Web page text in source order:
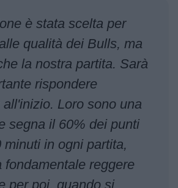
è stata scelta per
qualità dei Bulls, ma
la nostra partita. Sarà
rispondere
Loro sono una
segna il 60% dei punti
minuti in ogni partita,
fondamentale reggere
per poi, quando si